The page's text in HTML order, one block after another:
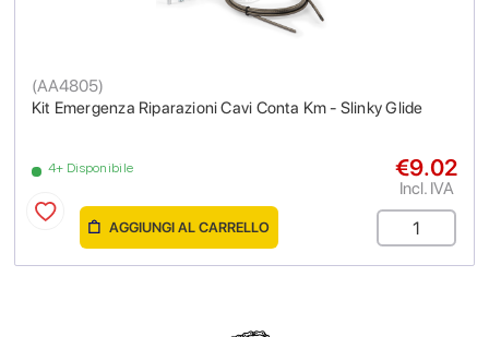
Kit Emergenza Riparazioni Cavi Conta Km - Slinky Glide
(AA4805)
4+ Disponibile €9.02
Incl. IVA
AGGIUNGI AL CARRELLO